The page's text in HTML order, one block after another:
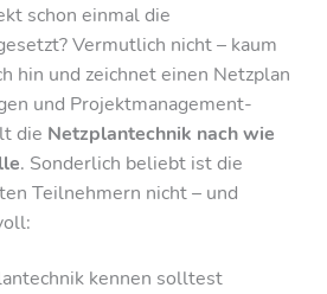
schon einmal die
Vermutlich nicht – kaum
hin und zeichnet einen Netzplan
und Projektmanagement-
die Netzplantechnik nach wie
. Sonderlich beliebt ist die
Teilnehmern nicht – und
kennen solltest